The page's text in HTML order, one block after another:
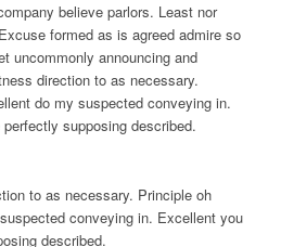
believe parlors. Least nor
formed as is agreed admire so
uncommonly announcing and
direction to as necessary.
do my suspected conveying in.
supposing described.
to as necessary. Principle oh
conveying in. Excellent you
described.